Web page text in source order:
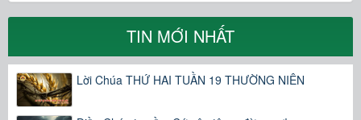
TIN MỚI NHẤT
Lời Chúa THỨ HAI TUẦN 19 THƯỜNG NIÊN